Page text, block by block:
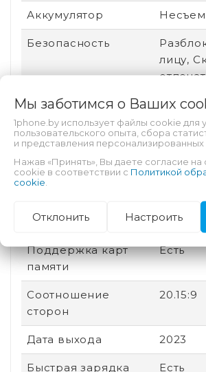
Аккумулятор
Безопасность
лицу,
Техпроцесс 12 нм
Оперативная
память
6 Гб
Сенсорный экран Есть
2G
4G (LTE)
Поддержка карт
памяти
Есть
Соотношение
сторон
20.15:9
Дата выхода 2023
Быстрая зарядка Есть
Мы заботимся о Ваших
1phone.by использует файлы cookie для
пользовательского опыта, сбора
и представления персонализированных
Нажав «Принять», Вы даете согласие
cookie в соответствии с Политикой
cookie
Отклонить Настроить